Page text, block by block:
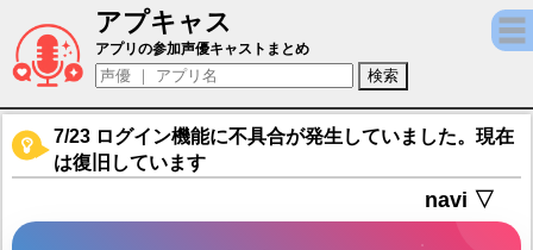
アプキャス
柳生但馬守宗矩（声優：山路和弘)【Fate/
アプリの参加声優キャストまとめ
7/23 ログイン機能に不具合が発生していました。現在
は復旧しています
navi ▽